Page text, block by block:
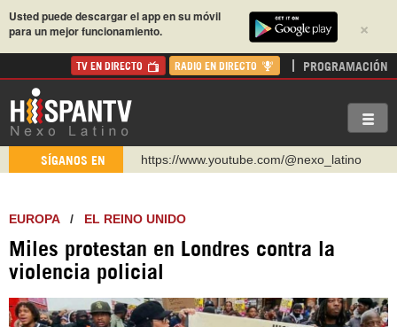
×
Usted puede descargar el app en su móvil
para un mejor funcionamiento.
TV EN DIRECTO RADIO EN DIRECTO PROGRAMACIÓN
SÍGANOS EN
https://www.youtube.com/@nexo_latino
https://t.me/hispantvcanal
https://urmedium.com/c/hispantv
WhatsApp y Viber: +98 921 79 29 404
https://www.facebook.com/Nexolatino.Canal
EUROPA/ EL REINO UNIDO
Miles protestan en Londres contra la
violencia policial